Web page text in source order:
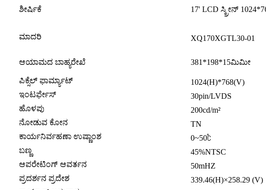
ಶೀರ್ಷಿಕೆ 17' LCD ಸ್ಕ್ರೀನ್
ಮಾದರಿ XQ170XGTL30-01
ಆಯಾಮದ ಬಾಹ್ಯರೇಖೆ 381*198*15ಮಿಮೀ
ಪಿಕ್ಸೆಲ್ ಫಾರ್ಮ್ಯಾಟ್
1024(H)*768(V)
ಇಂಟರ್ಫೇಸ್
30pin/LVDS
ಹೊಳಪು
200cd/m²
ನೋಡುವ ಕೋನ
TN
ಕಾರ್ಯನಿರ್ವಹಣಾ ಉಷ್ಣಾಂಶ
0~50℃
ಬಣ್ಣ
45%NTSC
ಆಪರೇಟಿಂಗ್ ಆವರ್ತನ
50mHZ
ಪ್ರದರ್ಶನ ಪ್ರದೇಶ
339.46(H)×258.29 (V)